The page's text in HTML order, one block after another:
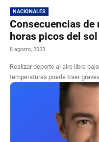
NACIONALES
Consecuencias
horas picos del sol
8 agosto, 2023
Realizar deporte al aire libre
temperaturas puede traer